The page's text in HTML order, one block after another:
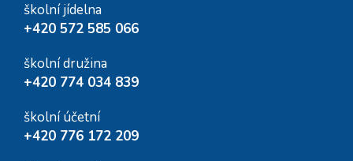
školní jídelna
+420 572 585 066
školní družina
+420 774 034 839
školní účetní
+420 776 172 209